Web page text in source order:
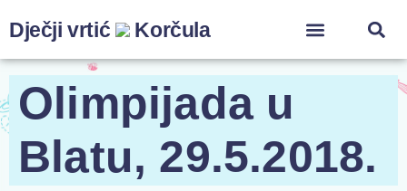
Dječji vrtić Korčula
Olimpijada u
Blatu, 29.5.2018.